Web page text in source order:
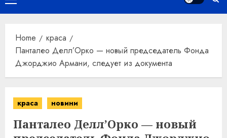
Menu
Home
краса
Панталео Делл’Орко — новый председатель Фонда
Джорджио Армани, следует из документа
краса новини
Панталео Делл’Орко — новый